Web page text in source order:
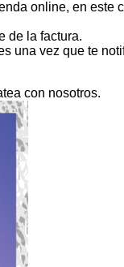
online, en
de la factura.
vez que te
con nosotros.